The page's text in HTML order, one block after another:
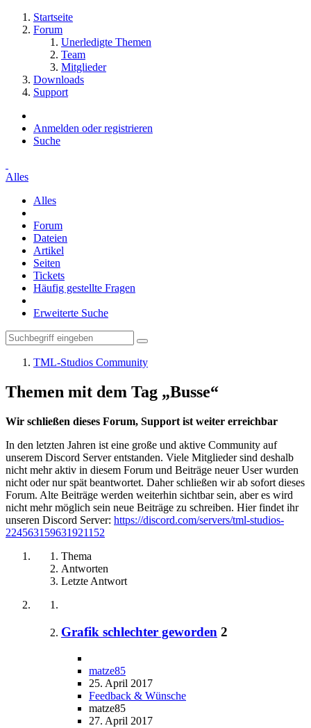
Startseite
Forum
Unerledigte Themen
Team
Mitglieder
Downloads
Support
Anmelden oder registrieren
Suche
Alles
Alles
Forum
Dateien
Artikel
Seiten
Tickets
Häufig gestellte Fragen
Erweiterte Suche
TML-Studios Community
Themen mit dem Tag „Busse“
Wir schließen dieses Forum, Support ist weiter erreichbar
In den letzten Jahren ist eine große und aktive Community auf
unserem Discord Server entstanden. Viele Mitglieder sind deshalb
nicht mehr aktiv in diesem Forum und Beiträge neuer User wurden
nicht oder nur spät beantwortet. Daher schließen wir ab sofort dieses
Forum. Alte Beiträge werden weiterhin sichtbar sein, aber es wird
nicht mehr möglich sein neue Beiträge zu schreiben. Hier findet ihr
unseren Discord Server: https://discord.com/servers/tml-studios-
224563159631921152
Thema
Antworten
Letzte Antwort
Grafik schlechter geworden 2
matze85
25. April 2017
Feedback & Wünsche
matze85
27. April 2017